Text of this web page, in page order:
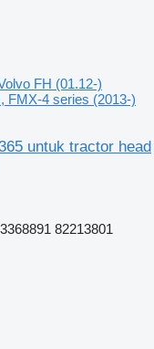
FH (01.12-)
FMX-4 series (2013-)
untuk tractor head
82213801